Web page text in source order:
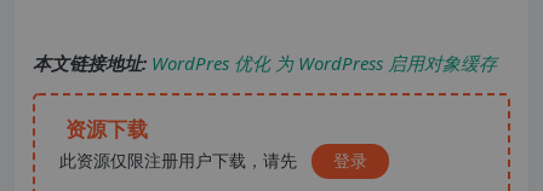
本文链接地址: WordPres 优化 为 WordPress 启用对象缓存
资源下载
此资源仅限注册用户下载，请先 登录